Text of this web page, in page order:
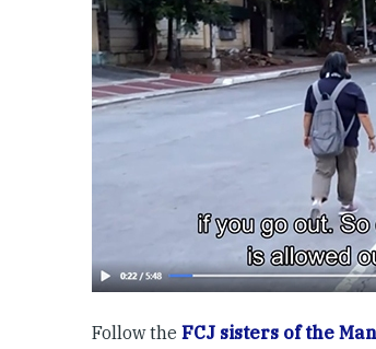
Follow the FCJ sisters of the